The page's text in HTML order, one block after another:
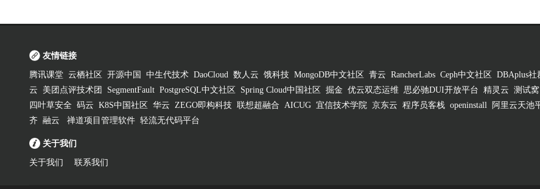
友情链接
腾讯课堂 云栖社区 开源中国 中生代技术 DaoCloud 数人云 饿科技 MongoDB中文社区 青云 RancherLabs Ceph中文社区 DBAplus社
云
美团点评技术团 SegmentFault PostgreSQL中文社区 Spring Cloud中国社区 掘金 优云双态运维 思必驰DUI开放平台 精灵云 测试窝
四叶草安全 码云 K8S中国社区 华云 ZEGO即构科技 联想超融合 AICUG 宜信技术学院 京东云 程序员客栈 openinstall 阿里云天池
齐 融云 禅道项目管理软件 轻流无代码平台
关于我们
关于我们 联系我们